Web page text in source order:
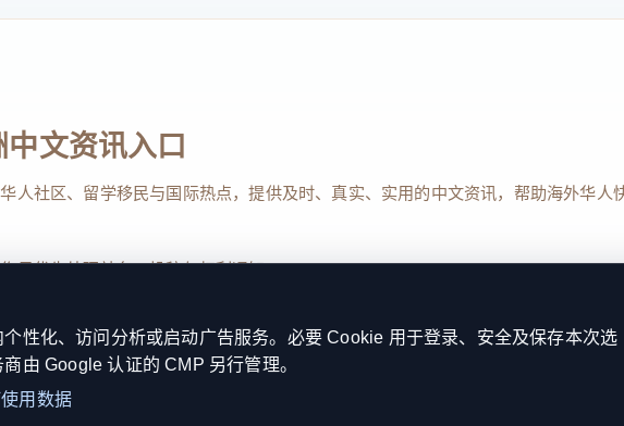
文资讯入口
人社区、留学移民与国际热点，提供及时、真实、实用的中文资讯，帮助海外华人
日优先处理站务、投稿与权利通知
Reserved. 本网站持续优化内容透明度、联系方式与用户权利说明，以提升品牌
档隐私政策
性化、访问分析或启动广告服务。必要 Cookie 用于登录、安全及保存本次选
由 Google 认证的 CMP 另行管理。
用数据